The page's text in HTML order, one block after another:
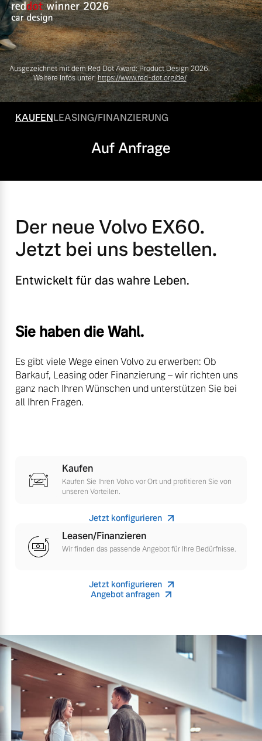
Mild-Hybrid
4 Modelle
Editionsmodelle
Angebot anfragen
Fahrzeug konfigurieren
Volvo Selekt
Jetzt kennenlernen
Mehr erfahren
Volvo Gebrauchtwagenbörse
Gebrauchtwagen
Volvo kauft Ihr Auto
Aktuelle Zubehörangebote
Zubehörkatalog
Service by Volvo
Sie erhalten bei uns eine
Vielzahl von Original
Bitte sprechen Sie uns
Mehr erfahren
Finanzierung & Leasing
Kontakt und Anfahrt
Unsere News & Events
Ausgezeichnet mit dem Red Dot Award: Product Design 2026.
Weitere Infos unter:https://www.red-dot.org/de/
KAUFENLEASING/FINANZIERUNG
Auf Anfrage
Der neue Volvo EX60.
Jetzt bei uns bestellen.
Entwickelt für das wahre Leben.
Sie haben die Wahl.
Es gibt viele Wege einen Volvo zu erwerben: Ob
Barkauf, Leasing oder Finanzierung – wir richten uns
ganz nach Ihren Wünschen und unterstützen Sie bei
all Ihren Fragen.
Kaufen
Kaufen Sie Ihren Volvo vor Ort und profitieren Sie von
unseren Vorteilen.
Jetzt konfigurieren
Leasen/Finanzieren
Wir finden das passende Angebot für Ihre Bedürfnisse.
Jetzt konfigurieren
Angebot anfragen